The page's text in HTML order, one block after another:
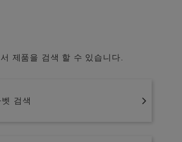
제품을 검색 할 수 있습니다.
벳 검색